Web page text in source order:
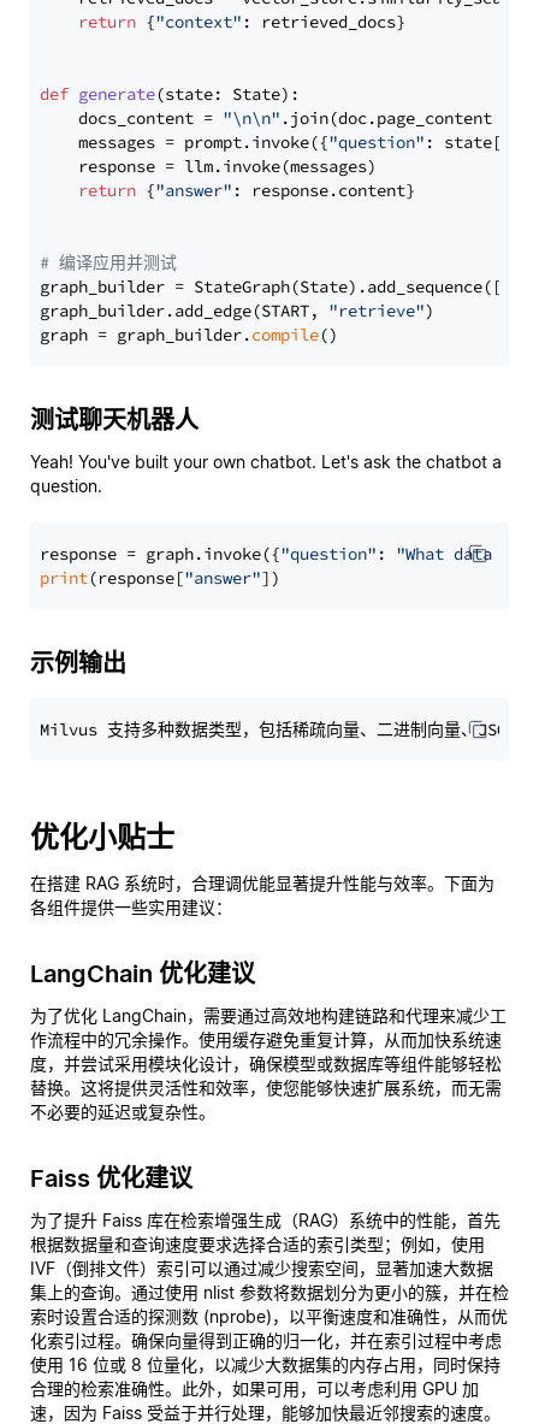
return {"context" : retrieved_docs}
def generate(state: State):
    docs_content =
"\n\n" .join(doc.page_content
    messages = prompt.invoke({
"question" : state[
    response = llm.invoke(messages)
return {"answer" : response.content}
# 编译应用并测试
graph_builder =
graph_builder.add_edge(START, "retrieve")
graph = graph_builder.compile
测试聊天机器人
Yeah! You've built your own chatbot. Let's ask the chatbot a
question.
response = graph.invoke({"question" : "What data
print(response["answer"
示例输出
优化小贴士
在搭建 RAG 系统时，合理调优能显著提升性能与效率。下面为
各组件提供一些实用建议：
LangChain 优化建议
为了优化 LangChain，需要通过高效地构建链路和代理来减少工
作流程中的冗余操作。使用缓存避免重复计算，从而加快系统速
度，并尝试采用模块化设计，确保模型或数据库等组件能够轻松
替换。这将提供灵活性和效率，使您能够快速扩展系统，而无需
不必要的延迟或复杂性。
Faiss 优化建议
为了提升 Faiss 库在检索增强生成（RAG）系统中的性能，首先
根据数据量和查询速度要求选择合适的索引类型；例如，使用
IVF（倒排文件）索引可以通过减少搜索空间，显著加速大数据
集上的查询。通过使用 nlist 参数将数据划分为更小的簇，并在检
索时设置合适的探测数 (nprobe)，以平衡速度和准确性，从而优
化索引过程。确保向量得到正确的归一化，并在索引过程中考虑
使用 16 位或 8 位量化，以减少大数据集的内存占用，同时保持
合理的检索准确性。此外，如果可用，可以考虑利用 GPU 加
速，因为 Faiss 受益于并行处理，能够加快最近邻搜索的速度。